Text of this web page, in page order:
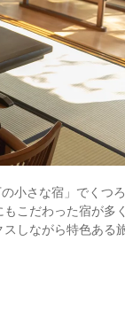
小さな宿」でくつ
こだわった宿が多
しながら特色ある